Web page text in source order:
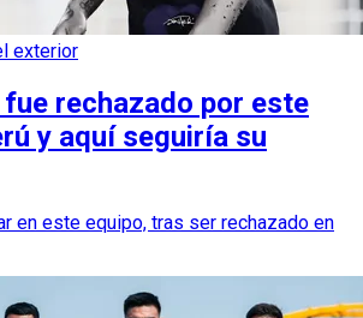
exterior
fue rechazado por este
y aquí seguiría su
en este equipo, tras ser rechazado en